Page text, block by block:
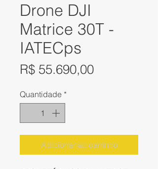
Drone DJI
Matrice 30T -
IATECps
R$ 55.690,00Preço
Quantidade *
Adicionar ao carrinho